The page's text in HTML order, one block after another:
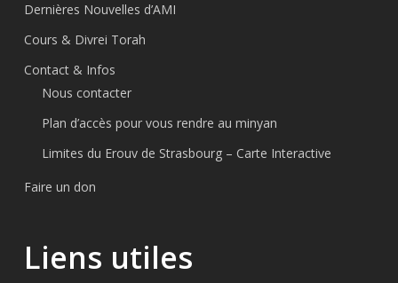
Dernières Nouvelles d’AMI
Cours & Divrei Torah
Contact & Infos
Nous contacter
Plan d’accès pour vous rendre au minyan
Limites du Erouv de Strasbourg – Carte Interactive
Faire un don
Liens utiles